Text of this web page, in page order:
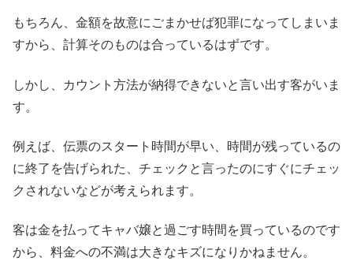
もちろん、金額を故意にごまかせば犯罪になってしまいま
すから、計算そのものは合っているはずです。
しかし、カウント方法が納得できないと言い出す客がいま
す。
例えば、伝票のスタート時間が早い、時間が残っているの
に終了を告げられた、チェックと言ったのにすぐにチェッ
クされないなどが考えられます。
客は金を払ってキャバ嬢と過ごす時間を買っているのです
から、料金への不満は大きなキズになりかねません。